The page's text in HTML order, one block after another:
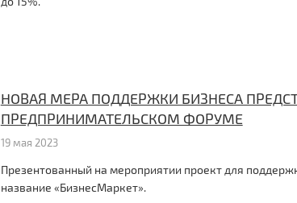
НОВАЯ МЕРА ПОДДЕРЖКИ БИЗНЕСА
ПРЕДПРИНИМАТЕЛЬСКОМ ФОРУМЕ
19 мая 2023
Презентованный на мероприятии проект для
название «БизнесМаркет».